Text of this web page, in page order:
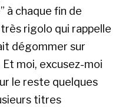
à chaque fin de
rigolo qui rappelle
dégommer sur
Et moi, excusez-moi
le reste quelques
titres